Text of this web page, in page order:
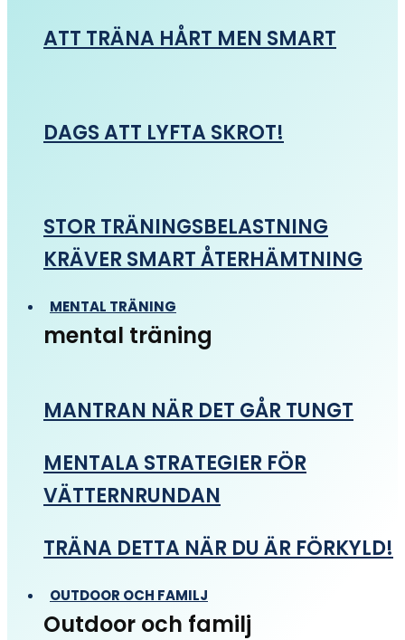
ATT TRÄNA HÅRT MEN SMART
DAGS ATT LYFTA SKROT!
STOR TRÄNINGSBELASTNING
KRÄVER SMART ÅTERHÄMTNING
MENTAL TRÄNING
mental träning
MANTRAN NÄR DET GÅR TUNGT
MENTALA STRATEGIER FÖR
VÄTTERNRUNDAN
TRÄNA DETTA NÄR DU ÄR FÖRKYLD!
OUTDOOR OCH FAMILJ
Outdoor och familj